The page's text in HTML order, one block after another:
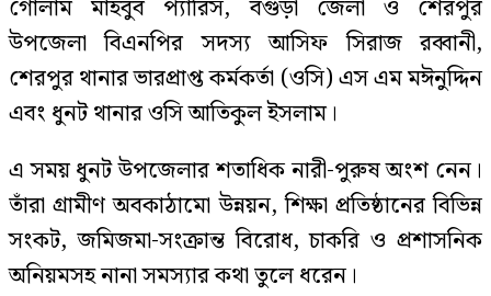
গোলাম মাহবুব প্যারিস, বগুড়া জেলা ও শেরপুর
উপজেলা বিএনপির সদস্য আসিফ সিরাজ রব্বানী,
শেরপুর থানার ভারপ্রাপ্ত কর্মকর্তা (ওসি) এস এম মঈনুদ্দিন
এবং ধুনট থানার ওসি আতিকুল ইসলাম।
এ সময় ধুনট উপজেলার শতাধিক নারী-পুরুষ অংশ নেন।
তাঁরা গ্রামীণ অবকাঠামো উন্নয়ন, শিক্ষা প্রতিষ্ঠানের বিভিন্ন
সংকট, জমিজমা-সংক্রান্ত বিরোধ, চাকরি ও প্রশাসনিক
অনিয়মসহ নানা সমস্যার কথা তুলে ধরেন।